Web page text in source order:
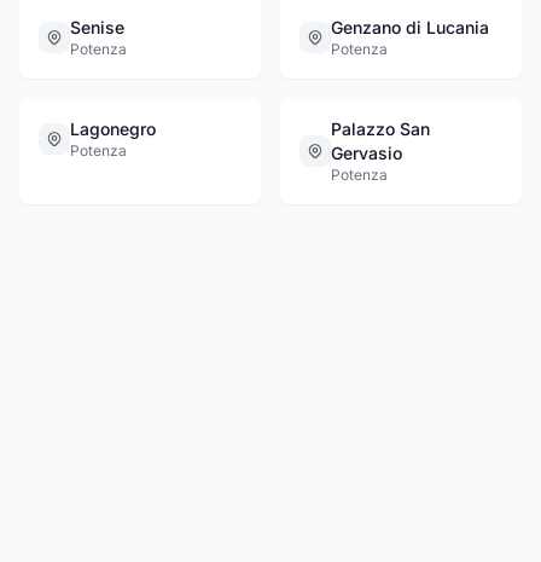
Senise
Potenza
Genzano di Lucania
Potenza
Lagonegro
Potenza
Palazzo San
Gervasio
Potenza